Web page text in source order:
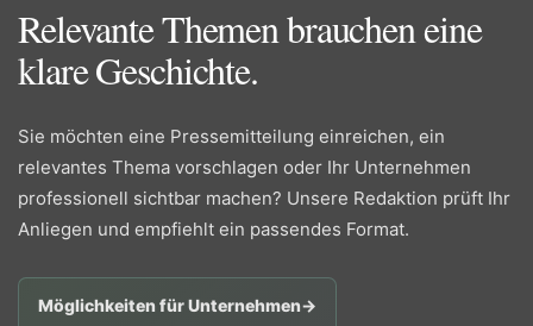
Relevante Themen brauchen eine
klare Geschichte.
Sie möchten eine Pressemitteilung einreichen, ein
relevantes Thema vorschlagen oder Ihr Unternehmen
professionell sichtbar machen? Unsere Redaktion prüft Ihr
Anliegen und empfiehlt ein passendes Format.
Möglichkeiten für Unternehmen→